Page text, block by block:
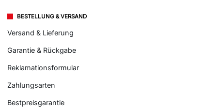
BESTELLUNG & VERSAND
Versand & Lieferung
Garantie & Rückgabe
Reklamationsformular
Zahlungsarten
Bestpreisgarantie